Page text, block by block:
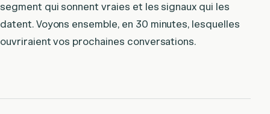
segment qui sonnent vraies et les signaux qui les
datent. Voyons ensemble, en 30 minutes, lesquelles
ouvriraient vos prochaines conversations.